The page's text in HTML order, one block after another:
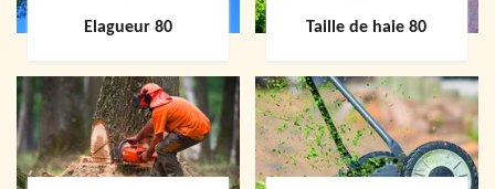
Elagueur 80 Taille de haie 80